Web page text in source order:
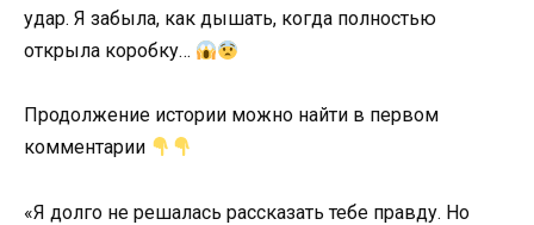
удар. Я забыла, как дышать, когда полностью
открыла коробку…
Продолжение истории можно найти в первом
комментарии
«Я долго не решалась рассказать тебе правду. Но